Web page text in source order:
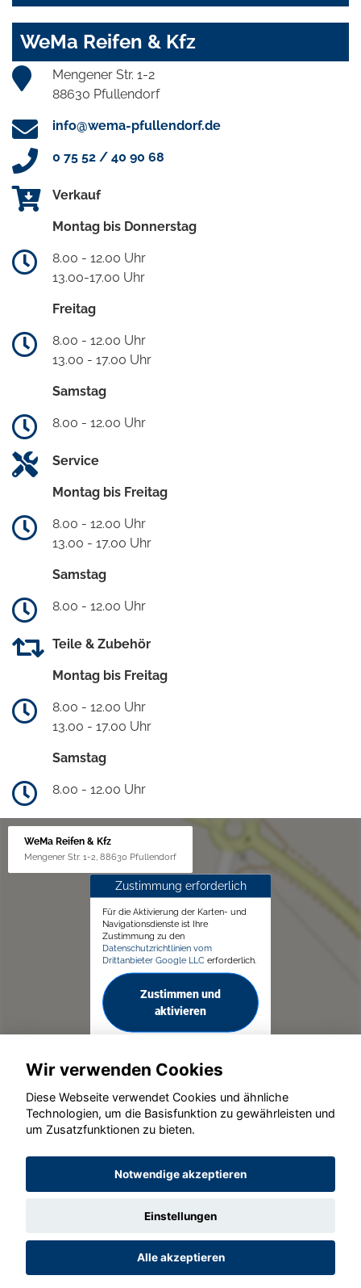
WeMa Reifen & Kfz
Mengener Str. 1-2
88630 Pfullendorf
info@wema-pfullendorf.de
0 75 52 / 40 90 68
Verkauf
Montag bis Donnerstag
8.00 - 12.00 Uhr
13.00-17.00 Uhr
Freitag
8.00 - 12.00 Uhr
13.00 - 17.00 Uhr
Samstag
8.00 - 12.00 Uhr
Service
Montag bis Freitag
8.00 - 12.00 Uhr
13.00 - 17.00 Uhr
Samstag
8.00 - 12.00 Uhr
Teile & Zubehör
Montag bis Freitag
8.00 - 12.00 Uhr
13.00 - 17.00 Uhr
Samstag
8.00 - 12.00 Uhr
WeMa Reifen & Kfz
Mengener Str. 1-2, 88630 Pfullendorf
Zustimmung erforderlich
Für die Aktivierung der Karten- und
Navigationsdienste ist Ihre
Zustimmung zu den
Datenschutzrichtlinien vom
Drittanbieter Google LLC erforderlich.
Zustimmen und
aktivieren
© konjunkturmotor.de GmbH 2020 - 2026
Wir verwenden Cookies
Diese Webseite verwendet Cookies und ähnliche
Technologien, um die Basisfunktion zu gewährleisten und
um Zusatzfunktionen zu bieten.
Notwendige akzeptieren
Einstellungen
Alle akzeptieren